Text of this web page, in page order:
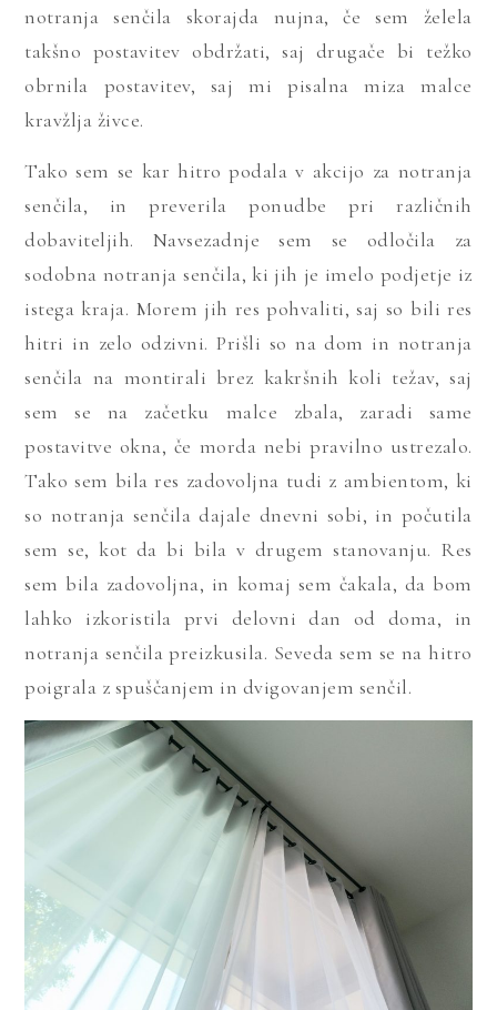
notranja senčila skorajda nujna, če sem želela
takšno postavitev obdržati, saj drugače bi težko
obrnila postavitev, saj mi pisalna miza malce
kravžlja živce.
Tako sem se kar hitro podala v akcijo za notranja
senčila, in preverila ponudbe pri različnih
dobaviteljih. Navsezadnje sem se odločila za
sodobna notranja senčila, ki jih je imelo podjetje iz
istega kraja. Morem jih res pohvaliti, saj so bili res
hitri in zelo odzivni. Prišli so na dom in notranja
senčila na montirali brez kakršnih koli težav, saj
sem se na začetku malce zbala, zaradi same
postavitve okna, če morda nebi pravilno ustrezalo.
Tako sem bila res zadovoljna tudi z ambientom, ki
so notranja senčila dajale dnevni sobi, in počutila
sem se, kot da bi bila v drugem stanovanju. Res
sem bila zadovoljna, in komaj sem čakala, da bom
lahko izkoristila prvi delovni dan od doma, in
notranja senčila preizkusila. Seveda sem se na hitro
poigrala z spuščanjem in dvigovanjem senčil.